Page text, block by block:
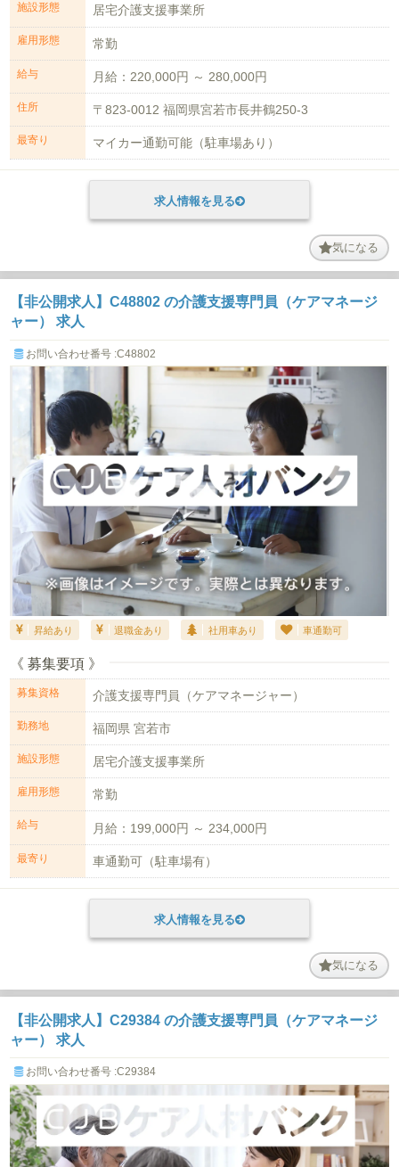
施設形態 居宅介護支援事業所
雇用形態 常勤
給与 月給：220,000円 ～ 280,000円
住所 〒823-0012 福岡県宮若市長井鶴250-3
最寄り マイカー通勤可能（駐車場あり）
求人情報を見る
気になる
【非公開求人】C48802 の介護支援専門員（ケアマネージ
ャー） 求人
お問い合わせ番号 :C48802
昇給あり 退職金あり 社用車あり 車通勤可
《 募集要項 》
募集資格 介護支援専門員（ケアマネージャー）
勤務地 福岡県 宮若市
施設形態 居宅介護支援事業所
雇用形態 常勤
給与 月給：199,000円 ～ 234,000円
最寄り 車通勤可（駐車場有）
求人情報を見る
気になる
【非公開求人】C29384 の介護支援専門員（ケアマネージ
ャー） 求人
お問い合わせ番号 :C29384